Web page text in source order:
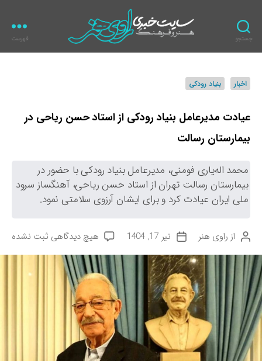
جستجو
ر
ن
ر
فهرست
ه‌
اخبار بنیاد رودکی
عیادت مدیرعامل بنیاد رودکی از استاد حسن ریاحی در
بیمارستان رسالت
محمد اله‌یاری فومنی، مدیرعامل بنیاد رودکی با حضور در
بیمارستان رسالت تهران از استاد حسن ریاحی، آهنگساز سرود
ملی ایران عیادت کرد و برای ایشان آرزوی سلامتی نمود.
ن
ی
س
ن
د
ه
ن
و
ش
از راوی هنر
ت
ر
ی
خ
ن
و
ش
ت
ه
تیر 17, 1404 هیچ دیدگاهی بثبت نشده